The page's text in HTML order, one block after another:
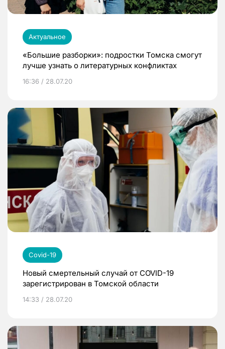
Актуальное
«Большие разборки»: подростки Томска смогут
лучше узнать о литературных конфликтах
16:36 / 28.07.20
Covid-19
Новый смертельный случай от COVID-19
зарегистрирован в Томской области
14:33 / 28.07.20